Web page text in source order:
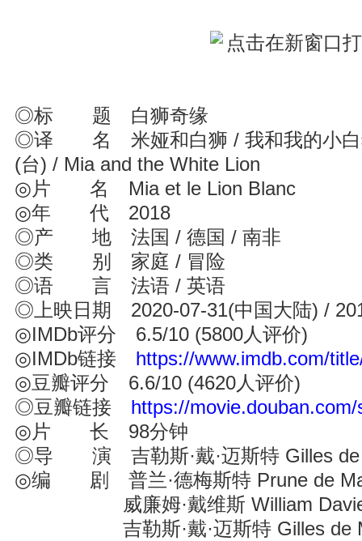
◎标 题 白狮奇缘
◎译 名 米娅和白狮 / 我和我的小白
(台) / Mia and the White Lion
◎片 名 Mia et le Lion Blanc
◎年 代 2018
◎产 地 法国 / 德国 / 南非
◎类 别 家庭 / 冒险
◎语 言 法语 / 英语
◎上映日期 2020-07-31(中国大陆) /
◎IMDb评分 6.5/10 (5800人评价)
◎IMDb链接 https://www.imdb.com/
◎豆瓣评分 6.6/10 (4620人评价)
◎豆瓣链接 https://
◎片 长 98分钟
◎导 演 吉勒斯·戴·迈斯特 Gilles de
◎编 剧 普兰·德梅斯特 Prune de
威廉姆·戴维斯 William
吉勒斯·戴·迈斯特 Gilles de